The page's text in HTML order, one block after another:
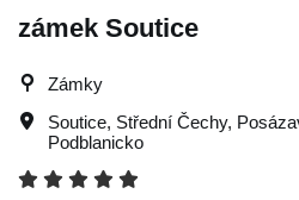
zámek Soutice
Zámky
Soutice, Střední Čechy,
Podblanicko